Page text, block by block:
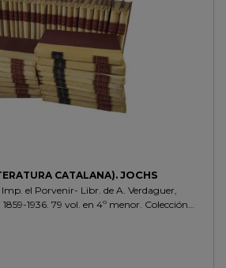
CATALANA). JOCHS
el Porvenir- Libr. de A. Verdaguer,
1936. 79 vol. en 4º menor. Colección